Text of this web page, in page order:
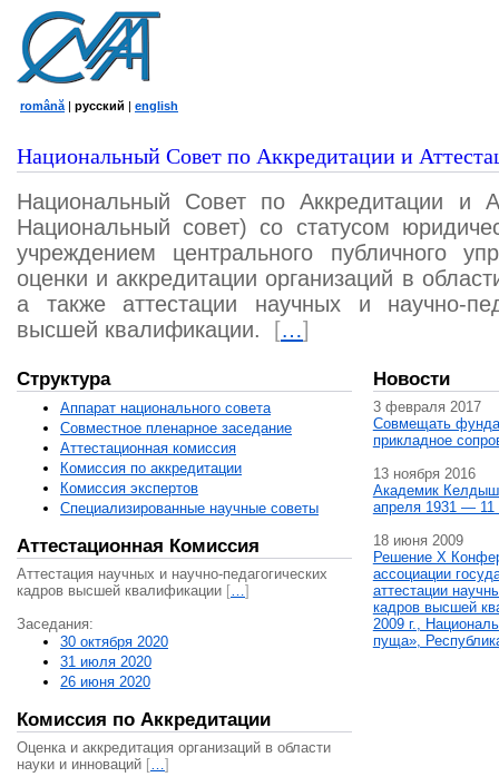
română | русский | english
Национальный Совет по Аккредитации и
Национальный Совет по Аккредитации и
Национальный совет) со статусом
учреждением центрального публичного
оценки и аккредитации организаций в
а также аттестации научных и научно-
высшей квалификации.
[…]
Структура
Аппарат национального совета
Совместное пленарное заседание
Аттестационная комисcия
Комиссия по аккредитации
Комиссия экспертов
Специализированные научные советы
Аттестационная Комиссия
Аттестация научных и научно-педагогических
кадров высшей квалификации […]
Заседания:
30 октября 2020
31 июля 2020
26 июня 2020
Комиссия по Аккредитации
Оценка и аккредитация организаций в области
науки и инноваций […]
Новости
3 февраля 2017
Совмещать
прикладное
13 ноября 2016
Академик
апреля 1931 — 11
18 июня 2009
Решение X
ассоциации
аттестации
кадров высшей
2009 г.,
пуща»,